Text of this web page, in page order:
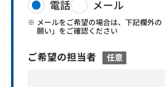
電話 メール
メールをご希望の場合は、下記欄外
願い」をご確認ください
ご希望の担当者 任意